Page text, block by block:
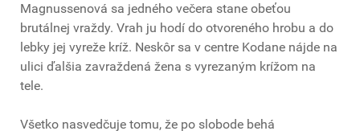
Magnussenová sa jedného večera stane obeťou
brutálnej vraždy. Vrah ju hodí do otvoreného hrobu a do
lebky jej vyreže kríž. Neskôr sa v centre Kodane nájde na
ulici ďalšia zavraždená žena s vyrezaným krížom na
tele.
Všetko nasvedčuje tomu, že po slobode behá